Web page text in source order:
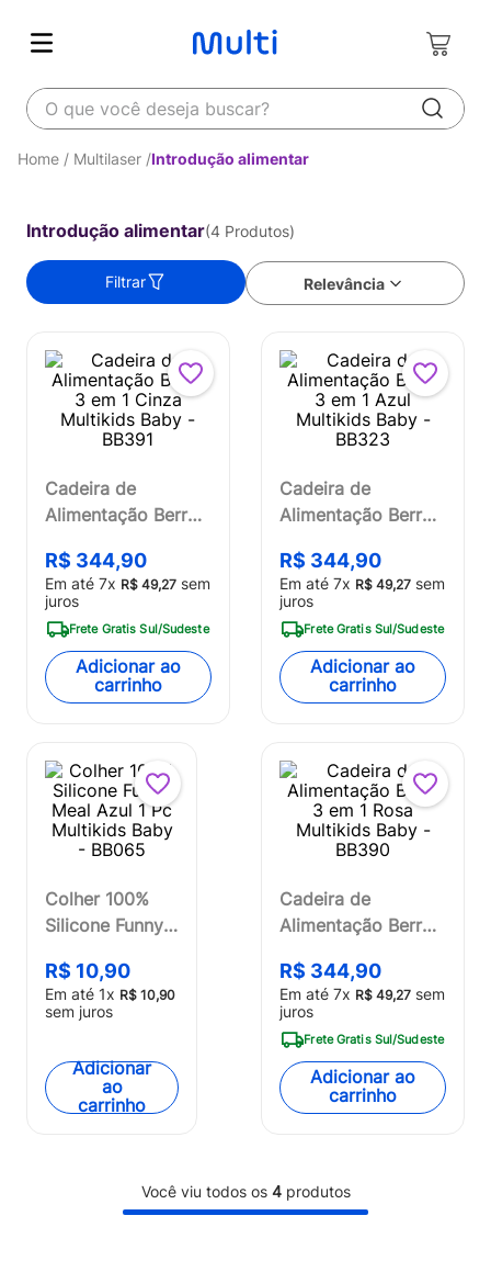
O que você deseja buscar?
Multilaser Introdução alimentar
Introdução alimentar 4 Produtos
Relevância
Filtrar
Cadeira de
Alimentação Berry
Multikids Baby -
BB391
R$ 344,90
Em até 7x R$ 49,27 sem
juros
Frete Gratis Sul/Sudeste
Adicionar ao
carrinho
Cadeira de
Alimentação Berry
Multikids Baby -
BB323
R$ 344,90
Em até7x R$ 49,27 sem
juros
Frete Gratis Sul/Sudeste
Adicionar ao
carrinho
Colher 100%
Silicone Funny
Multikids Baby
- BB065
R$ 10,90
Em até 1x R$ 10,90
sem juros
Adicionar
ao
carrinho
Cadeira de
Alimentação Berry
Multikids Baby -
BB390
R$ 344,90
Em até7x R$ 49,27 sem
juros
Frete Gratis Sul/Sudeste
Adicionar ao
carrinho
Você viu todos os 4produtos